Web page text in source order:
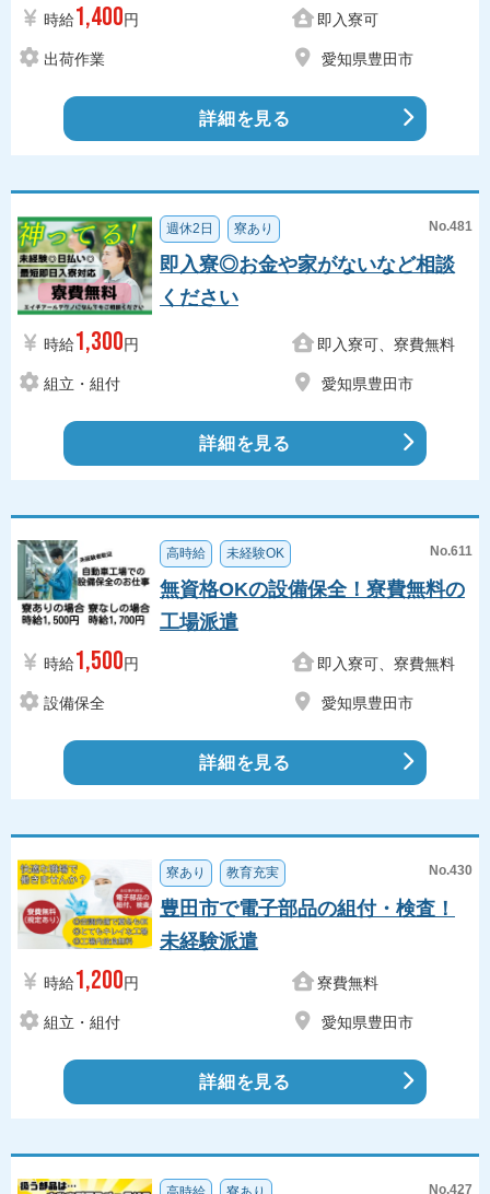
時給1,400円 即入寮可
出荷作業 愛知県豊田市
詳細を見る
週休2日 寮あり No.481
即入寮◎お金や家がないなど相談
ください
時給1,300円 即入寮可、寮費無料
組立・組付 愛知県豊田市
詳細を見る
高時給 未経験OK No.611
無資格OKの設備保全！寮費無料の
工場派遣
時給1,500円 即入寮可、寮費無料
設備保全 愛知県豊田市
詳細を見る
寮あり 教育充実 No.430
豊田市で電子部品の組付・検査！
未経験派遣
時給1,200円 寮費無料
組立・組付 愛知県豊田市
詳細を見る
No.427